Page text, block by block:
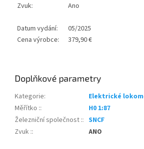
Zvuk:
Ano
Datum vydání:
05/2025
Cena výrobce:
379,90 €
Doplňkové parametry
Kategorie:
Elektrické
Měřítko ::
H0 1:87
Železniční společnost :: SNCF
Zvuk :: ANO